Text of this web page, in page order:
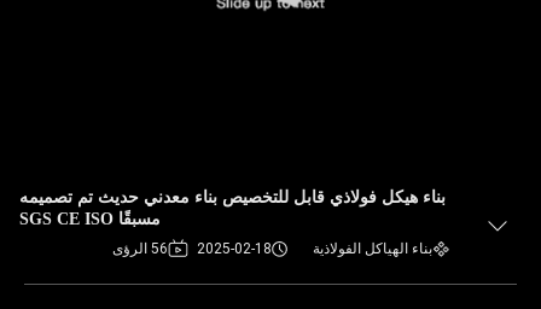
بناء هيكل فولاذي قابل للتخصيص بناء معدني حديث تم تصميمه
مسبقًا SGS CE ISO
بناء الهياكل الفولاذية 2025-02-18 56 الرؤى